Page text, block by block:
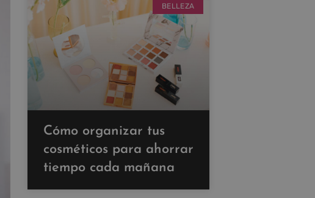
BELLEZA
Cómo organizar tus
cosméticos para ahorrar
tiempo cada mañana